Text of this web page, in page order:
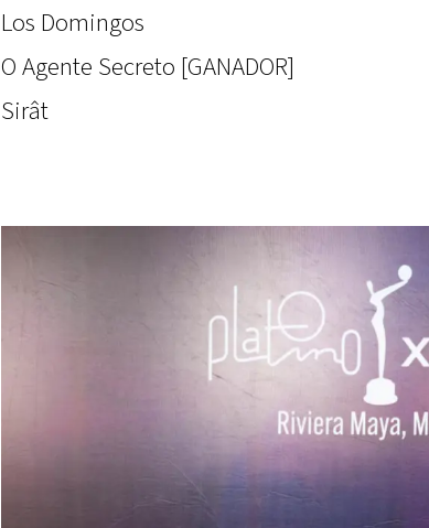
Los Domingos
O Agente Secreto [GANADOR]
Sirât